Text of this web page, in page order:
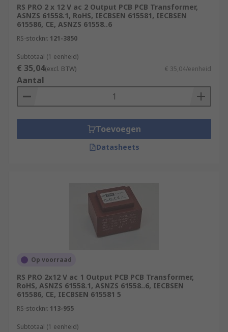
RS PRO 2 x 12 V ac 2 Output PCB PCB Transformer,
ASNZS 61558.1, RoHS, IECBSEN 615581, IECBSEN
615586, CE, ASNZS 61558..6
RS-stocknr. 121-3850
Subtotaal (1 eenheid)
€ 35,04(excl. BTW) € 35,04/eenheid
Aantal
Toevoegen
Datasheets
Op voorraad
RS PRO 2x12 V ac 1 Output PCB PCB Transformer,
RoHS, ASNZS 61558.1, ASNZS 61558..6, IECBSEN
615586, CE, IECBSEN 615581 5
RS-stocknr. 113-955
Subtotaal (1 eenheid)